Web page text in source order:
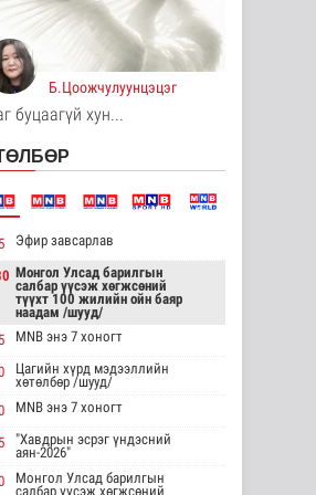
17 минутын өмнө
Унгар Улс эрчим
хүчээ хэмнэх
зорилгоор
хязгаарла..
Дэлхийд
31 минутын өмнө
Явуулын төрийн
жолооны болон..
Нийгэм
цаг 36 минутын өмнө
"Нүүдэлчдийн зан
эрдэм шин..
Танин мэдэхүй
Үндэсний зөвлөлийн
Б.Цоожчулуунцэцэг
буцаагүй хун...
Эфир завсарлав
Монгол Улсад барилгын
салбар үүсэж хөгжсөний
түүхт 100 жилийн ойн баяр
наадам /шууд/
MNB энэ 7 хоногт
Цагийн хүрд мэдээллийн
хөтөлбөр /шууд/
MNB энэ 7 хоногт
"Хавдрын эсрэг үндэсний
аян-2026"
Монгол Улсад барилгын
салбар үүсэж хөгжсөний